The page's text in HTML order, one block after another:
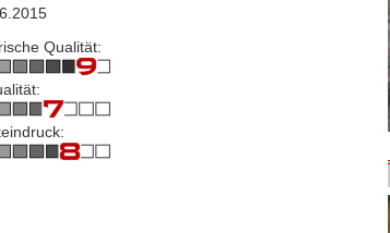
Qualität: